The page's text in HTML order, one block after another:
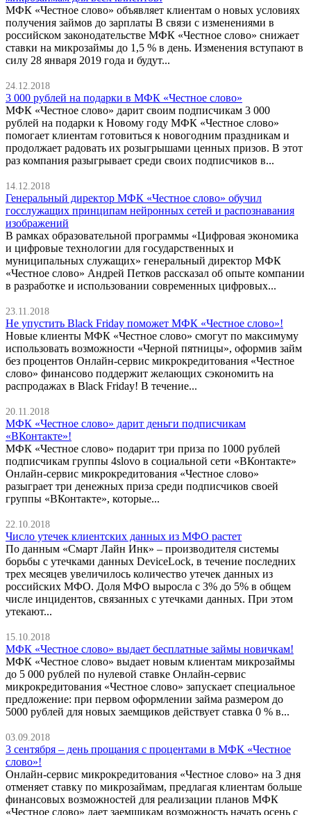
МФК «Честное слово» объявляет клиентам о новых условиях
получения займов до зарплаты В связи с изменениями в
российском законодательстве МФК «Честное слово» снижает
ставки на микрозаймы до 1,5 % в день. Изменения вступают в
силу 28 января 2019 года и будут...
24.12.2018
3 000 рублей на подарки в МФК «Честное слово»
МФК «Честное слово» дарит своим подписчикам 3 000
рублей на подарки к Новому году МФК «Честное слово»
помогает клиентам готовиться к новогодним праздникам и
продолжает радовать их розыгрышами ценных призов. В этот
раз компания разыгрывает среди своих подписчиков в...
14.12.2018
​Генеральный директор МФК «Честное слово» обучил
госслужащих принципам нейронных сетей и распознавания
изображений
В рамках образовательной программы «Цифровая экономика
и цифровые технологии для государственных и
муниципальных служащих» генеральный директор МФК
«Честное слово» Андрей Петков рассказал об опыте компании
в разработке и использовании современных цифровых...
23.11.2018
Не упустить Black Friday поможет МФК «Честное слово»!
Новые клиенты МФК «Честное слово» смогут по максимуму
использовать возможности «Черной пятницы», оформив займ
без процентов Онлайн-сервис микрокредитования «Честное
слово» финансово поддержит желающих сэкономить на
распродажах в Black Friday! В течение...
20.11.2018
МФК «Честное слово» дарит деньги подписчикам
«ВКонтакте»!
МФК «Честное слово» подарит три приза по 1000 рублей
подписчикам группы 4slovo в социальной сети «ВКонтакте»
Онлайн-сервис микрокредитования «Честное слово»
разыграет три денежных приза среди подписчиков своей
группы «ВКонтакте», которые...
22.10.2018
Число утечек клиентских данных из МФО растет
По данным «Смарт Лайн Инк» – производителя системы
борьбы с утечками данных DeviceLock, в течение последних
трех месяцев увеличилось количество утечек данных из
российских МФО. Доля МФО выросла с 3% до 5% в общем
числе инцидентов, связанных с утечками данных. При этом
утекают...
15.10.2018
МФК «Честное слово» выдает бесплатные займы новичкам!
МФК «Честное слово» выдает новым клиентам микрозаймы
до 5 000 рублей по нулевой ставке Онлайн-сервис
микрокредитования «Честное слово» запускает специальное
предложение: при первом оформлении займа размером до
5000 рублей для новых заемщиков действует ставка 0 % в...
03.09.2018
3 сентября – день прощания с процентами в МФК «Честное
слово»!
Онлайн-сервис микрокредитования «Честное слово» на 3 дня
отменяет ставку по микрозаймам, предлагая клиентам больше
финансовых возможностей для реализации планов МФК
«Честное слово» дает заемщикам возможность начать осень с